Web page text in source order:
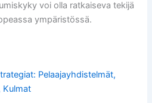
voi olla ratkaiseva tekijä
ympäristössä.
Pelaajayhdistelmät,
Kulmat